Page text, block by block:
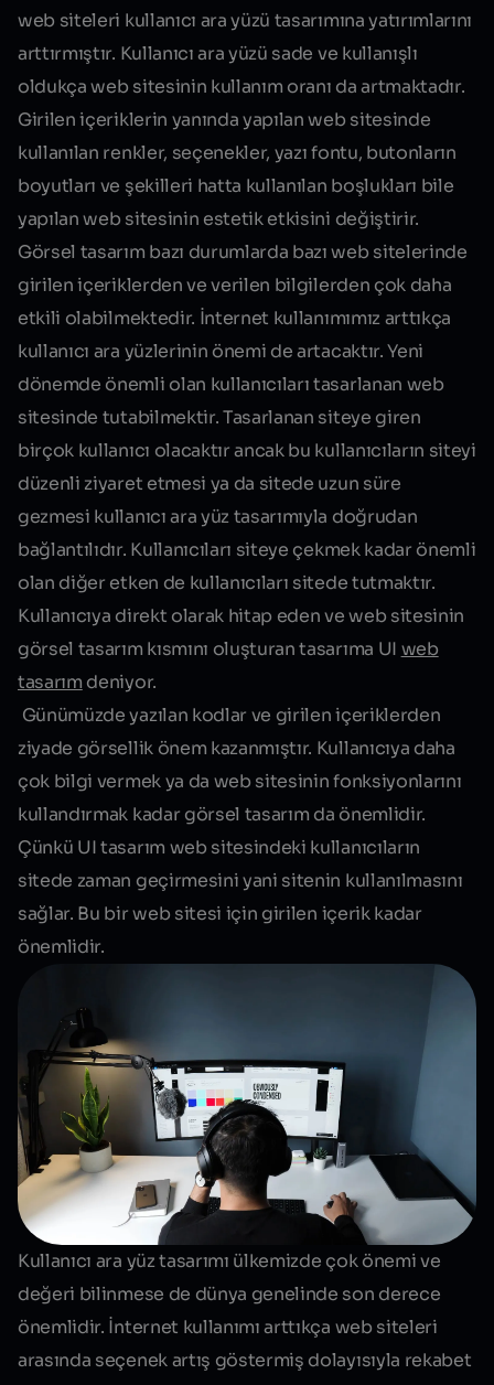
web siteleri kullanıcı ara yüzü tasarımına yatırımlarını
arttırmıştır. Kullanıcı ara yüzü sade ve kullanışlı
oldukça web sitesinin kullanım oranı da artmaktadır.
Girilen içeriklerin yanında yapılan web sitesinde
kullanılan renkler, seçenekler, yazı fontu, butonların
boyutları ve şekilleri hatta kullanılan boşlukları bile
yapılan web sitesinin estetik etkisini değiştirir.
Görsel tasarım bazı durumlarda bazı web sitelerinde
girilen içeriklerden ve verilen bilgilerden çok daha
etkili olabilmektedir. İnternet kullanımımız arttıkça
kullanıcı ara yüzlerinin önemi de artacaktır. Yeni
dönemde önemli olan kullanıcıları tasarlanan web
sitesinde tutabilmektir. Tasarlanan siteye giren
birçok kullanıcı olacaktır ancak bu kullanıcıların siteyi
düzenli ziyaret etmesi ya da sitede uzun süre
gezmesi kullanıcı ara yüz tasarımıyla doğrudan
bağlantılıdır. Kullanıcıları siteye çekmek kadar önemli
olan diğer etken de kullanıcıları sitede tutmaktır.
Kullanıcıya direkt olarak hitap eden ve web sitesinin
görsel tasarım kısmını oluşturan tasarıma UI web
tasarım deniyor.
Günümüzde yazılan kodlar ve girilen içeriklerden
ziyade görsellik önem kazanmıştır. Kullanıcıya daha
çok bilgi vermek ya da web sitesinin fonksiyonlarını
kullandırmak kadar görsel tasarım da önemlidir.
Çünkü UI tasarım web sitesindeki kullanıcıların
sitede zaman geçirmesini yani sitenin kullanılmasını
sağlar. Bu bir web sitesi için girilen içerik kadar
önemlidir.
Kullanıcı ara yüz tasarımı ülkemizde çok önemi ve
değeri bilinmese de dünya genelinde son derece
önemlidir. İnternet kullanımı arttıkça web siteleri
arasında seçenek artış göstermiş dolayısıyla rekabet